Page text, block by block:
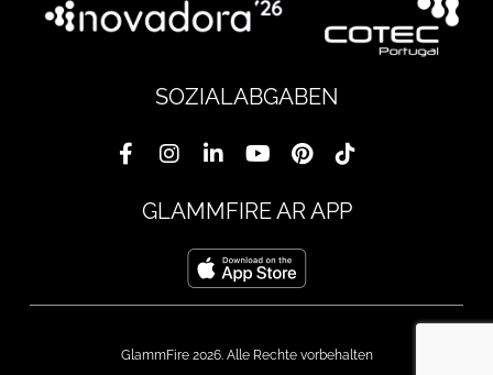
SOZIALABGABEN
GLAMMFIRE AR APP
GlammFire 2026. Alle Rechte vorbehalten